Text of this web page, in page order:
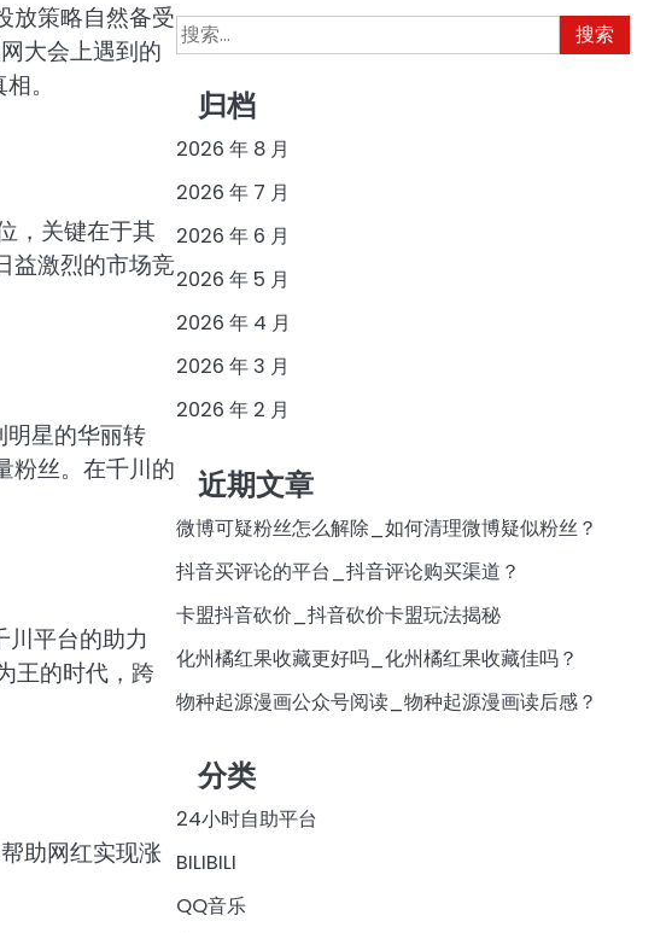
放策略自然备受
大会上遇到的
。
，关键在于其
益激烈的市场竞
明星的华丽转
粉丝。在千川的
平台的助力
王的时代，跨
助网红实现涨
搜
索：
归档
2026 年 8 月
2026 年 7 月
2026 年 6 月
2026 年 5 月
2026 年 4 月
2026 年 3 月
2026 年 2 月
近期文章
微博可疑粉丝怎么解除_如何清理微博疑似粉丝？
抖音买评论的平台_抖音评论购买渠道？
卡盟抖音砍价_抖音砍价卡盟玩法揭秘
化州橘红果收藏更好吗_化州橘红果收藏佳吗？
物种起源漫画公众号阅读_物种起源漫画读后感？
分类
24小时自助平台
BILIBILI
QQ音乐